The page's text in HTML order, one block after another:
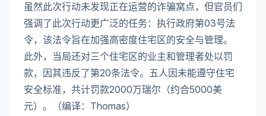
虽然此次行动未发现正在运营的诈骗窝点，但官员们
强调了此次行动更广泛的任务：执行政府第03号法
令，该法令旨在加强高密度住宅区的安全与管理。
此外，当局还对三个住宅区的业主和管理者处以罚
款，因其违反了第20条法令。五人因未能遵守住宅
安全标准，共计罚款2000万瑞尔（约合5000美
元）。（编译：Thomas）